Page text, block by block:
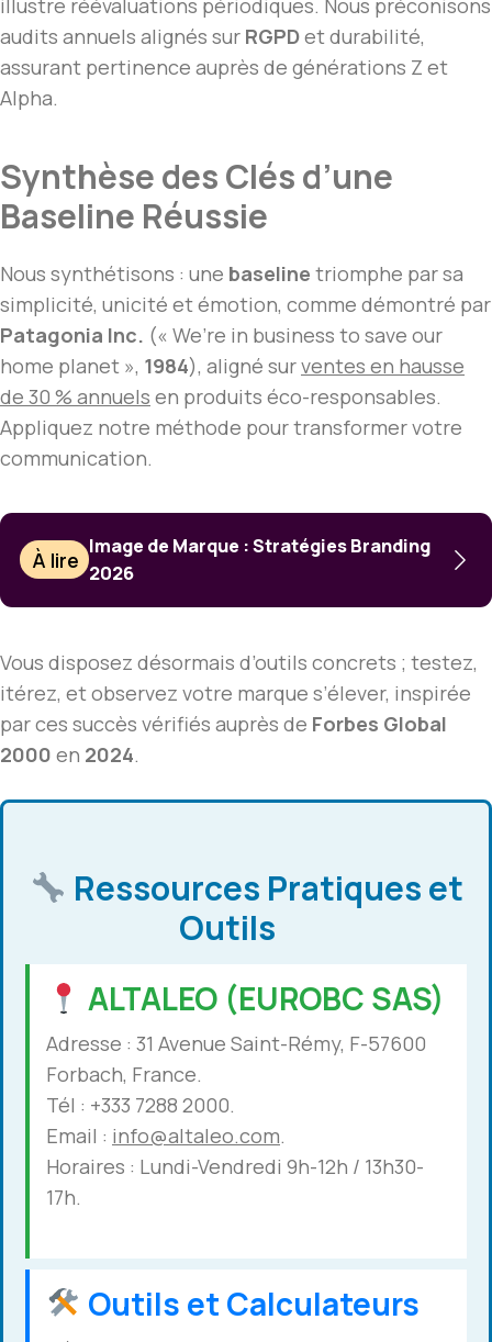
illustre réévaluations périodiques. Nous préconisons
audits annuels alignés sur RGPDet durabilité,
assurant pertinence auprès de générations Z et
Alpha.
Synthèse des Clés d’une
Baseline Réussie
Nous synthétisons : une baseline triomphe par sa
simplicité, unicité et émotion, comme démontré par
Patagonia Inc. (« We’re in business to save our
home planet », 1984), aligné surventes en hausse
de 30 % annuels en produits éco-responsables.
Appliquez notre méthode pour transformer votre
communication.
À lire
Image de Marque : Stratégies Branding
2026
Vous disposez désormais d’outils concrets ; testez,
itérez, et observez votre marque s’élever, inspirée
par ces succès vérifiés auprès de Forbes Global
2000 en 2024.
Ressources Pratiques et
Outils
ALTALEO (EUROBC SAS)
Adresse : 31 Avenue Saint-Rémy, F-57600
Forbach, France.
Tél : +333 7288 2000.
Email : info@altaleo.com.
Horaires : Lundi-Vendredi 9h-12h / 13h30-
17h.
Outils et Calculateurs